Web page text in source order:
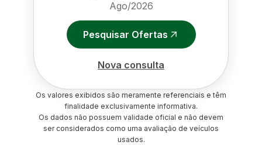
Ago/2026
Pesquisar Ofertas
Nova consulta
Os valores exibidos são meramente referenciais e têm
finalidade exclusivamente informativa.
Os dados não possuem validade oficial e não devem
ser considerados como uma avaliação de veículos
usados.